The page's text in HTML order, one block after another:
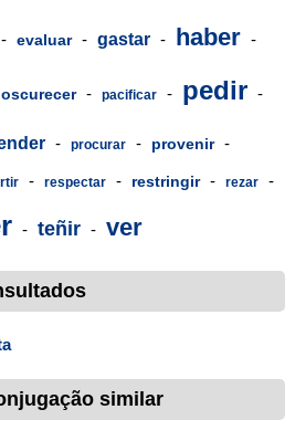
- evaluar - gastar - haber -
oscurecer - pacificar - pedir -
- procurar - provenir -
- respectar - restringir - rezar -
- teñir - ver
similar